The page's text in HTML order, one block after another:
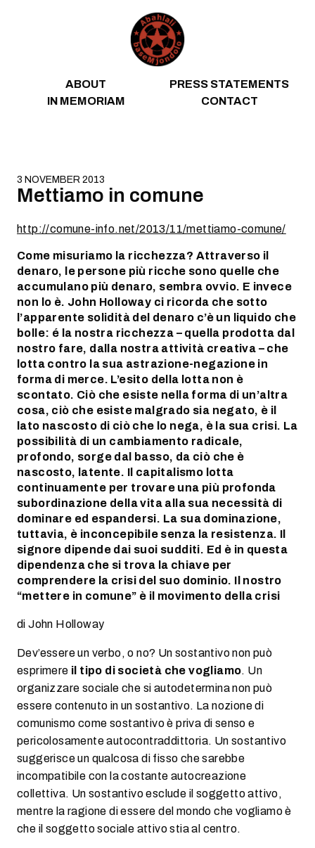
ABOUT
PRESS STATEMENTS
IN MEMORIAM
CONTACT
3 NOVEMBER 2013
Mettiamo in comune
http://comune-info.net/2013/11/mettiamo-comune/
Come misuriamo la ricchezza? Attraverso il
denaro, le persone più ricche sono quelle che
accumulano più denaro, sembra ovvio. E invece
non lo è. John Holloway ci ricorda che sotto
l’apparente solidità del denaro c’è un liquido che
bolle: é la nostra ricchezza – quella prodotta dal
nostro fare, dalla nostra attività creativa – che
lotta contro la sua astrazione-negazione in
forma di merce. L’esito della lotta non è
scontato. Ciò che esiste nella forma di un’altra
cosa, ciò che esiste malgrado sia negato, è il
lato nascosto di ciò che lo nega, è la sua crisi. La
possibilità di un cambiamento radicale,
profondo, sorge dal basso, da ciò che è
nascosto, latente. Il capitalismo lotta
continuamente per trovare una più profonda
subordinazione della vita alla sua necessità di
dominare ed espandersi. La sua dominazione,
tuttavia, è inconcepibile senza la resistenza. Il
signore dipende dai suoi sudditi. Ed è in questa
dipendenza che si trova la chiave per
comprendere la crisi del suo dominio. Il nostro
“mettere in comune” è il movimento della crisi
di John Holloway
Dev’essere un verbo, o no? Un sostantivo non può
esprimere il tipo di società che vogliamo. Un
organizzare sociale che si autodetermina non può
essere contenuto in un sostantivo. La nozione di
comunismo come sostantivo è priva di senso e
pericolosamente autocontraddittoria. Un sostantivo
suggerisce un qualcosa di fisso che sarebbe
incompatibile con la costante autocreazione
collettiva. Un sostantivo esclude il soggetto attivo,
mentre la ragione di essere del mondo che vogliamo è
che il soggetto sociale attivo stia al centro.